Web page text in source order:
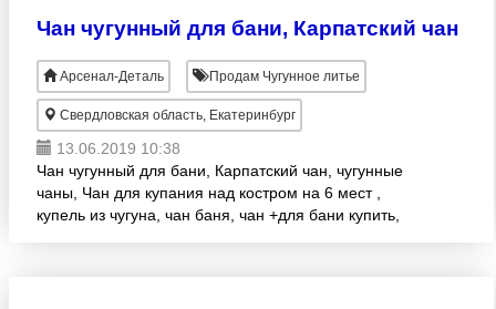
Чан чугунный для бани, Карпатский чан
Арсенал-Деталь Продам Чугунное литье
Свердловская область, Екатеринбург
13.06.2019 10:38
Чан чугунный для бани, Карпатский чан, чугунные
чаны, Чан для купания над костром на 6 мест ,
купель из чугуна, чан баня, чан +для бани купить,